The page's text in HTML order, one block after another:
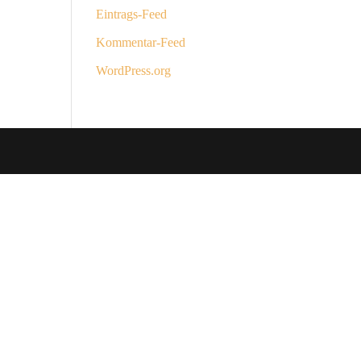
Eintrags-Feed
Kommentar-Feed
WordPress.org